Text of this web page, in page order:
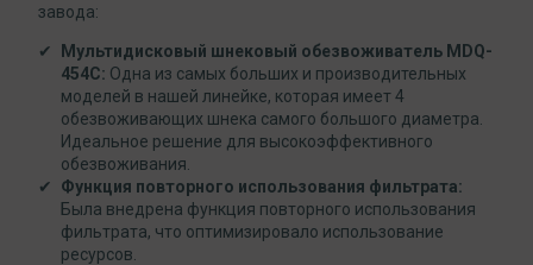
завода:
Мультидисковый шнековый обезвоживатель MDQ-
454C: Одна из самых больших и производительных
моделей в нашей линейке, которая имеет 4
обезвоживающих шнека самого большого диаметра.
Идеальное решение для высокоэффективного
обезвоживания.
Функция повторного использования фильтрата:
Была внедрена функция повторного использования
фильтрата, что оптимизировало использование
ресурсов.